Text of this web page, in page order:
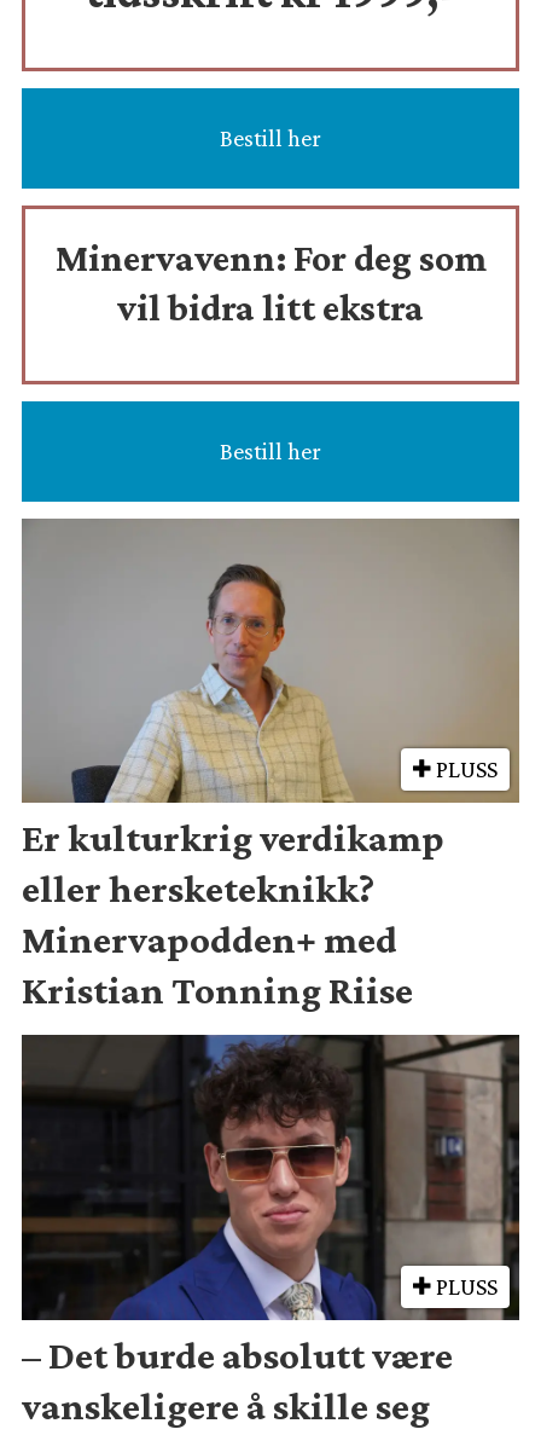
Bestill her
Minervavenn: For deg som
vil bidra litt ekstra
Bestill her
PLUSS
Er kulturkrig verdikamp
eller hersketeknikk?
Minervapodden+ med
Kristian Tonning Riise
PLUSS
– Det burde absolutt være
vanskeligere å skille seg